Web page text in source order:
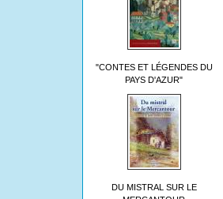
"CONTES ET LÉGENDES DU
PAYS D'AZUR"
DU MISTRAL SUR LE